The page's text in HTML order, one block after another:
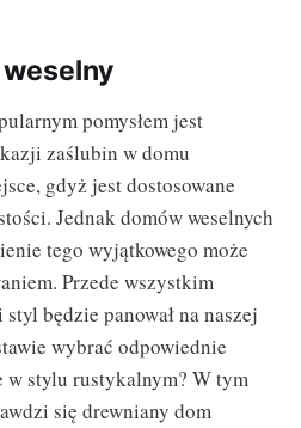
pomysłem jest
zaślubin w domu
gdyż jest dostosowane
Jednak domów weselnych
tego wyjątkowego może
Przede wszystkim
będzie panował na naszej
wybrać odpowiednie
w stylu rustykalnym? W tym
się drewniany dom